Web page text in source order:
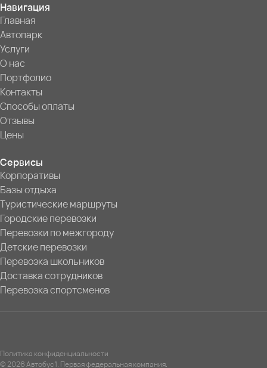
Навигация
Главная
Автопарк
Услуги
О нас
Портфолио
Контакты
Способы оплаты
Отзывы
Цены
Сервисы
Корпоративы
Базы отдыха
Туристические маршруты
Городские перевозки
Перевозки по межгороду
Детские перевозки
Перевозка школьников
Доставка сотрудников
Перевозка спортсменов
Политика конфиденциальности
© 2026 Автобус1. Первая федеральная компания.